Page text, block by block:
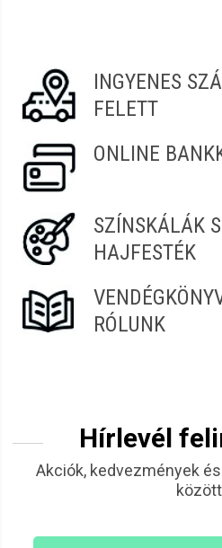
INGYENES
FELETT
ONLINE
SZÍNSKÁLÁK
HAJFESTÉK
RÓLUNK
Hírlevél
Akciók, kedvezmények